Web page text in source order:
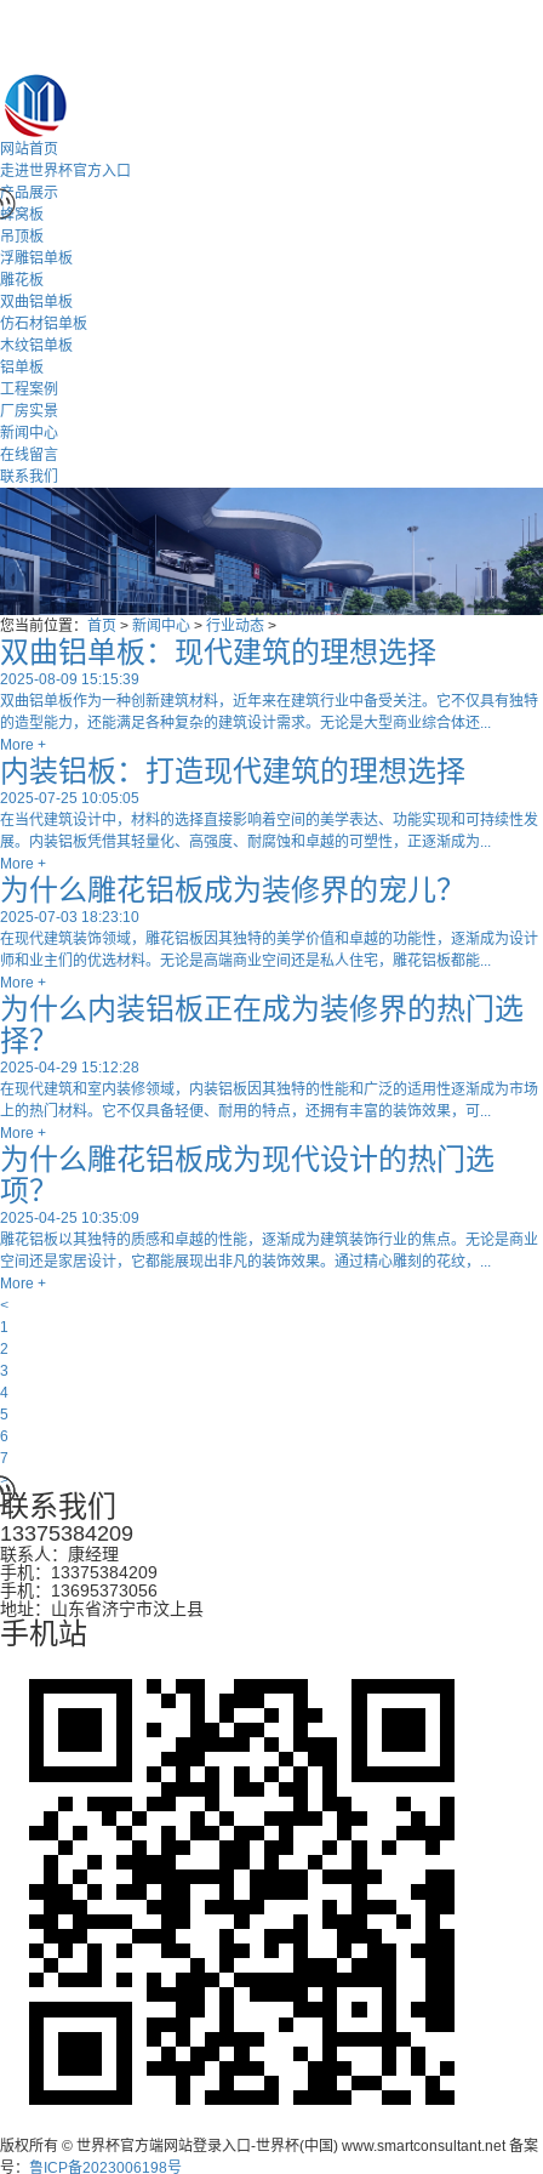
网站首页
走进世界杯官方入口
产品展示
蜂窝板
吊顶板
浮雕铝单板
雕花板
双曲铝单板
仿石材铝单板
木纹铝单板
铝单板
工程案例
厂房实景
新闻中心
在线留言
联系我们
您当前位置： 首页 > 新闻中心 > 行业动态 >
双曲铝单板：现代建筑的理想选择
2025-08-09 15:15:39
双曲铝单板作为一种创新建筑材料，近年来在建筑行业中备受关注。它不仅具有独特
的造型能力，还能满足各种复杂的建筑设计需求。无论是大型商业综合体还...
More +
内装铝板：打造现代建筑的理想选择
2025-07-25 10:05:05
在当代建筑设计中，材料的选择直接影响着空间的美学表达、功能实现和可持续性发
展。内装铝板凭借其轻量化、高强度、耐腐蚀和卓越的可塑性，正逐渐成为...
More +
为什么雕花铝板成为装修界的宠儿？
2025-07-03 18:23:10
在现代建筑装饰领域，雕花铝板因其独特的美学价值和卓越的功能性，逐渐成为设计
师和业主们的优选材料。无论是高端商业空间还是私人住宅，雕花铝板都能...
More +
为什么内装铝板正在成为装修界的热门选
择？
2025-04-29 15:12:28
在现代建筑和室内装修领域，内装铝板因其独特的性能和广泛的适用性逐渐成为市场
上的热门材料。它不仅具备轻便、耐用的特点，还拥有丰富的装饰效果，可...
More +
为什么雕花铝板成为现代设计的热门选
项？
2025-04-25 10:35:09
雕花铝板以其独特的质感和卓越的性能，逐渐成为建筑装饰行业的焦点。无论是商业
空间还是家居设计，它都能展现出非凡的装饰效果。通过精心雕刻的花纹，...
More +
<
1
2
3
4
5
6
7
>
联系我们
13375384209
联系人：康经理
手机：13375384209
手机：13695373056
地址：山东省济宁市汶上县
手机站
版权所有 © 世界杯官方端网站登录入口-世界杯(中国) www.smartconsultant.net 备案
号： 鲁ICP备2023006198号